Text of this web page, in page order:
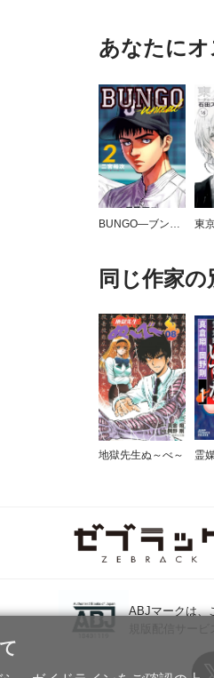
あなたにオ
BUNGO―ブンゴ―
同じ作家
地獄先生ぬ～べ～ 霊
ABJマークは、